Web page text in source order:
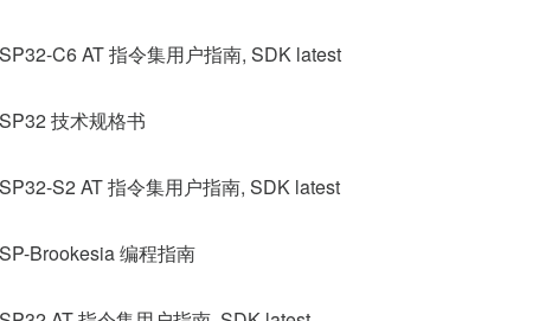
C6 AT 指令集用户指南, SDK latest
技术规格书
S2 AT 指令集用户指南, SDK latest
Brookesia 编程指南